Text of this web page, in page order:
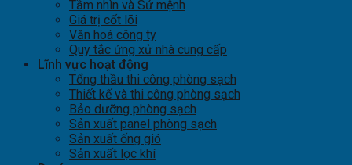
Tầm nhìn và Sứ mệnh
Giá trị cốt lõi
Văn hoá công ty
Quy tắc ứng xử nhà cung cấp
Lĩnh vực hoạt động
Tổng thầu thi công phòng sạch
Thiết kế và thi công phòng sạch
Bảo dưỡng phòng sạch
Sản xuất panel phòng sạch
Sản xuất ống gió
Sản xuất lọc khí